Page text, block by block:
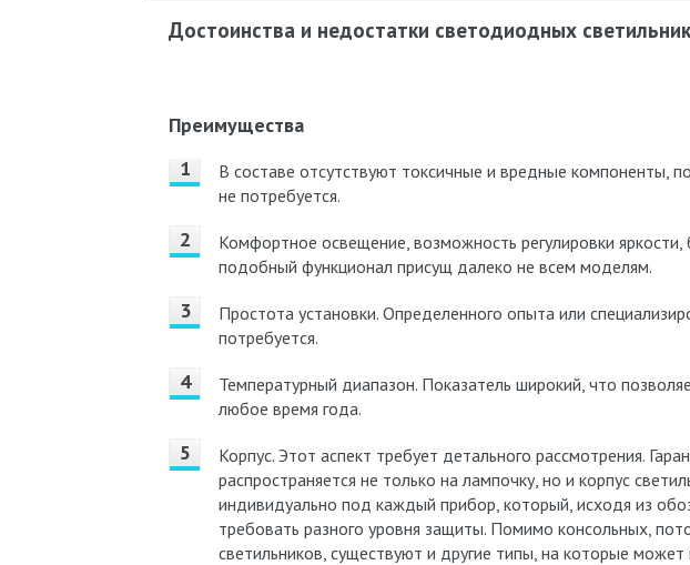
Достоинства и недостатки светодиодных
Преимущества
В составе отсутствуют токсичные и вредные компоненты,
не потребуется.
Комфортное освещение, возможность регулировки
подобный функционал присущ далеко не всем моделям.
Простота установки. Определенного опыта или
потребуется.
Температурный диапазон. Показатель широкий, что
любое время года.
Корпус. Этот аспект требует детального рассмотрения.
распространяется не только на лампочку, но и корпус
индивидуально под каждый прибор, который, исходя из
требовать разного уровня защиты. Помимо консольных,
светильников, существуют и другие типы, на которые